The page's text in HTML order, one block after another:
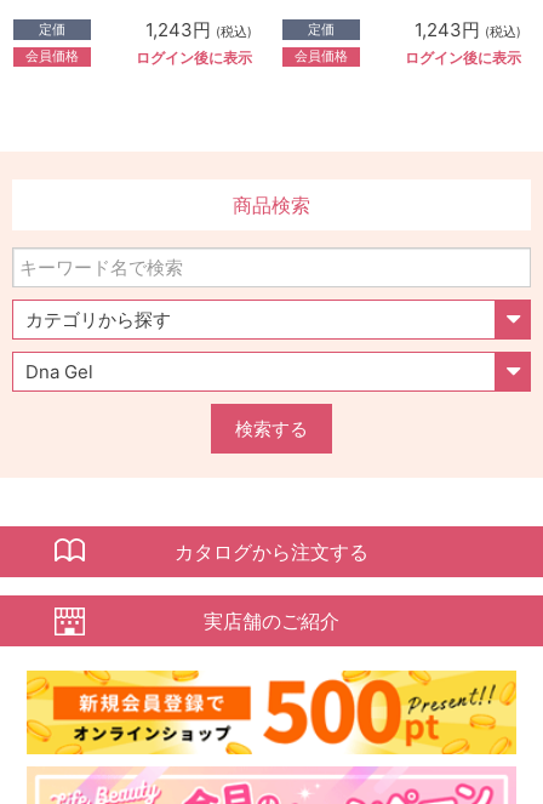
定価 1,243円 (税込)
会員価格 ログイン後に表示
定価 1,243円 (税込)
会員価格 ログイン後に表示
商品検索
検索する
カタログから注文する
実店舗のご紹介